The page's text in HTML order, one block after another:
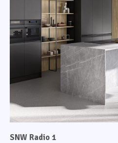
SNW Radio 1